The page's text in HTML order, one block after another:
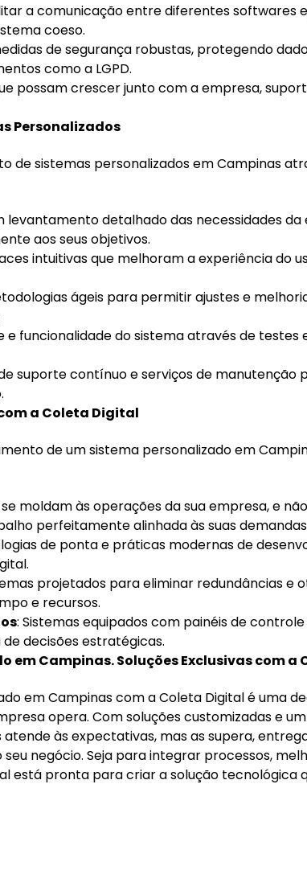
a comunicação entre diferentes softwares
coeso.
de segurança robustas, protegendo
como a LGPD.
possam crescer junto com a empresa,
Personalizados
de sistemas personalizados em Campinas
levantamento detalhado das necessidades
aos seus objetivos.
intuitivas que melhoram a experiência do
ágeis para permitir ajustes e
e funcionalidade do sistema através de testes
suporte contínuo e serviços de manutenção
a Coleta Digital
de um sistema personalizado em
se moldam às operações da sua empresa, e
perfeitamente alinhada às suas
de ponta e práticas modernas de
projetados para eliminar redundâncias e
e recursos.
: Sistemas equipados com painéis de
decisões estratégicas.
em Campinas. Soluções Exclusivas com a
em Campinas com a Coleta Digital é uma
opera. Com soluções customizadas e
às expectativas, mas as supera,
negócio. Seja para integrar processos,
está pronta para criar a solução tecnológica